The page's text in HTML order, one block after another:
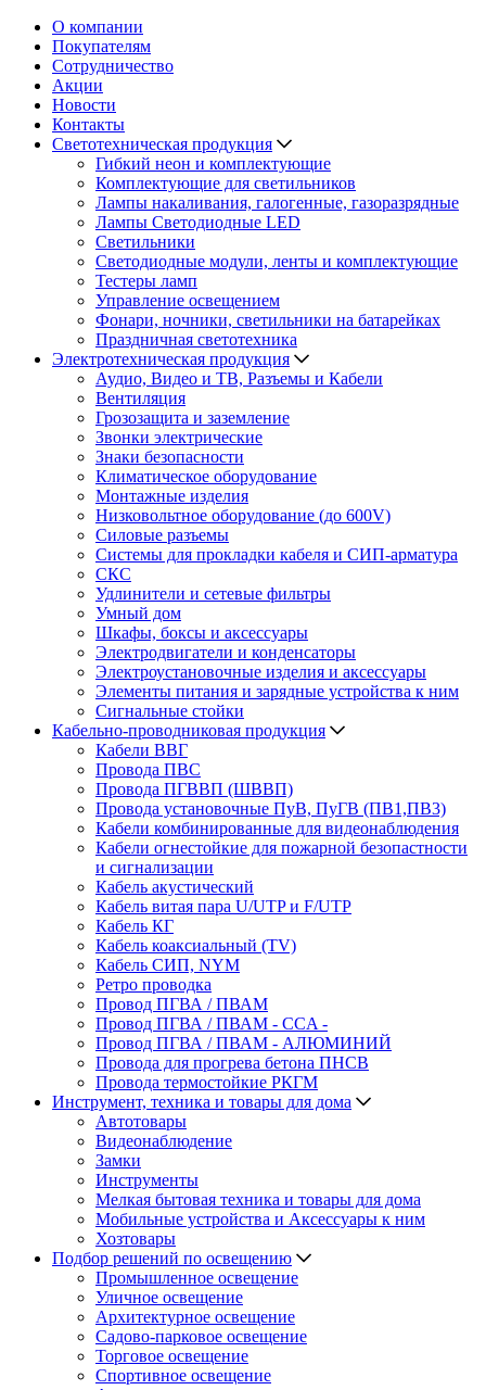
О компании
Покупателям
Сотрудничество
Акции
Новости
Контакты
Светотехническая продукция
Гибкий неон и комплектующие
Комплектующие для светильников
Лампы накаливания, галогенные, газоразрядные
Лампы Светодиодные LED
Светильники
Светодиодные модули, ленты и комплектующие
Тестеры ламп
Управление освещением
Фонари, ночники, светильники на батарейках
Праздничная светотехника
Электротехническая продукция
Аудио, Видео и ТВ, Разъемы и Кабели
Вентиляция
Грозозащита и заземление
Звонки электрические
Знаки безопасности
Климатическое оборудование
Монтажные изделия
Низковольтное оборудование (до 600V)
Силовые разъемы
Системы для прокладки кабеля и СИП-арматура
СКС
Удлинители и сетевые фильтры
Умный дом
Шкафы, боксы и аксессуары
Электродвигатели и конденсаторы
Электроустановочные изделия и аксессуары
Элементы питания и зарядные устройства к ним
Сигнальные стойки
Кабельно-проводниковая продукция
Кабели ВВГ
Провода ПВС
Провода ПГВВП (ШВВП)
Провода установочные ПуВ, ПуГВ (ПВ1,ПВ3)
Кабели комбинированные для видеонаблюдения
Кабели огнестойкие для пожарной безопастности
и сигнализации
Кабель акустический
Кабель витая пара U/UTP и F/UTP
Кабель КГ
Кабель коаксиальный (TV)
Кабель СИП, NYM
Ретро проводка
Провод ПГВА / ПВАМ
Провод ПГВА / ПВАМ - CCA -
Провод ПГВА / ПВАМ - АЛЮМИНИЙ
Провода для прогрева бетона ПНСВ
Провода термостойкие РКГМ
Инструмент, техника и товары для дома
Автотовары
Видеонаблюдение
Замки
Инструменты
Мелкая бытовая техника и товары для дома
Мобильные устройства и Аксессуары к ним
Хозтовары
Подбор решений по освещению
Промышленное освещение
Уличное освещение
Архитектурное освещение
Садово-парковое освещение
Торговое освещение
Спортивное освещение